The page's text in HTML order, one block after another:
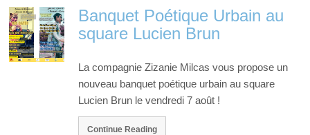
Banquet Poétique Urbain au
square Lucien Brun
La compagnie Zizanie Milcas vous propose un
nouveau banquet poétique urbain au square
Lucien Brun le vendredi 7 août !
Continue Reading